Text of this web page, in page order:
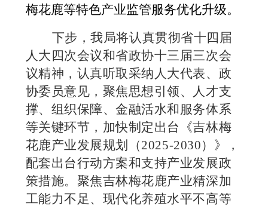
梅花鹿等特色产业监管服务优化升级。
下步，我局将认真贯彻省十四届
人大四次会议和省政协十三届三次会
议精神，认真听取采纳人大代表、政
协委员意见， 聚焦思想引领、人才支
撑、组织保障、金融活水和服务体系
等关键环节， 加快制定出台《吉林梅
花鹿产业发展规划（2025-2030）》，
配套出台行动方案和支持产业发展政
策措施。聚焦吉林梅花鹿产业精深加
工能力不足、现代化养殖水平不高等